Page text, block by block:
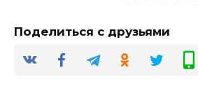
Поделиться с друзьями